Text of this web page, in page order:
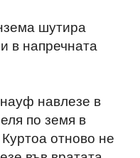
шутира
в напречната
навлезе в
по земя в
отново не